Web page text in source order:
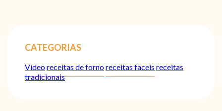
CATEGORIAS
Vídeoreceitas de fornoreceitas faceis receitas
tradicionais